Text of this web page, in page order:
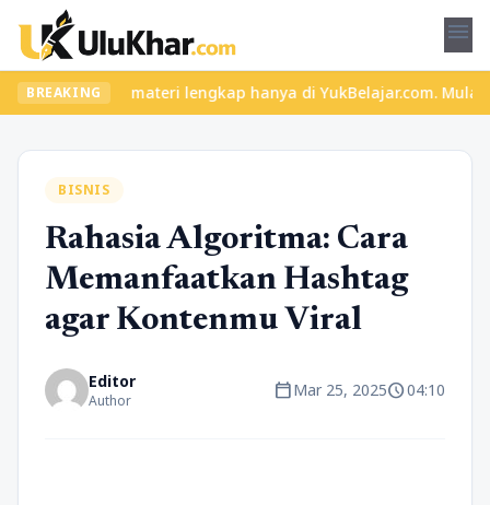
menu
BREAKING
dan materi lengkap hanya di YukBelajar.com. Mulai
BISNIS
Rahasia Algoritma: Cara
Memanfaatkan Hashtag
agar Kontenmu Viral
Editor
Author calendar_todayMar 25, 2025schedule04:10